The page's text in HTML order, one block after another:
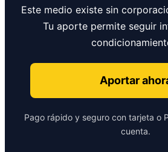
Este medio existe sin
Tu aporte permite seguir
Aportar
Pago rápido y seguro con tarjeta o
cuenta.